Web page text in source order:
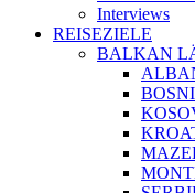
Interviews
REISEZIELE
BALKAN